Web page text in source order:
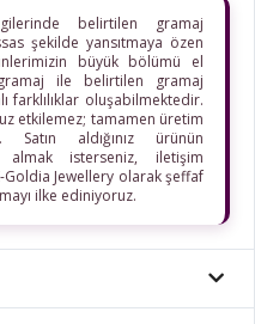
belirtilen gramaj
şekilde yansıtmaya özen
büyük bölümü el
ile belirtilen gramaj
farklılıklar oluşabilmektedir.
etkilemez; tamamen üretim
Satın aldığınız ürünün
isterseniz, iletişim
Goldia Jewellery olarak şeffaf
ilke ediniyoruz.